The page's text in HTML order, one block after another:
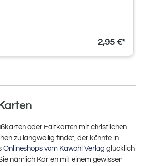
2,95 €*
oder Faltkarten mit christlichen
zu langweilig findet, der könnte in
Onlineshops vom Kawohl Verlag glücklich
nämlich Karten mit einem gewissen